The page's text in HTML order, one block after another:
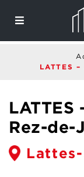
LATTES
Rez-de-